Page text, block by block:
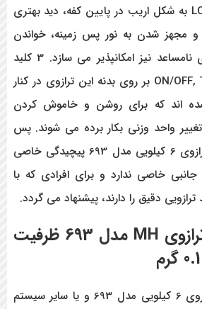
به شکل اریب در پایین کفه، دید بهتری
و مجهز شدن به نور پس زمینه، خواندن
نامساعد نیز امکانپذیر می سازد.
3 کلید
کاربردی ON/OFF, TARE, MODE بر روی بدنه این ترازوی در کنار
اند که برای روشن و خاموش کردن
واحد وزنی بکار برده می شوند. پس
می توان گفت کار با ترازوی 6 کیلویی مدل 693 پیچیدگی خاصی
جانبی خاصی ندارد و برای افرادی که با
دقیق را دارند، پیشنهاد می گردد.
ترازوی MH مدل 693 ظرفیت
برای خرید اینترنتی ترازوی 6 کیلویی مدل 693 و یا سایر سیستم